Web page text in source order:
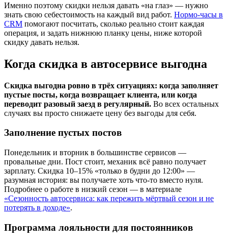
Именно поэтому скидки нельзя давать «на глаз» — нужно
знать свою себестоимость на каждый вид работ. Нормо-часы в
CRM помогают посчитать, сколько реально стоит каждая
операция, и задать нижнюю планку цены, ниже которой
скидку давать нельзя.
Когда скидка в автосервисе выгодна
Скидка выгодна ровно в трёх ситуациях: когда заполняет
пустые посты, когда возвращает клиента, или когда
переводит разовый заезд в регулярный. Во всех остальных
случаях вы просто снижаете цену без выгоды для себя.
Заполнение пустых постов
Понедельник и вторник в большинстве сервисов —
провальные дни. Пост стоит, механик всё равно получает
зарплату. Скидка 10–15% «только в будни до 12:00» —
разумная история: вы получаете хоть что-то вместо нуля.
Подробнее о работе в низкий сезон — в материале
«Сезонность автосервиса: как пережить мёртвый сезон и не
потерять в доходе».
Программа лояльности для постоянников